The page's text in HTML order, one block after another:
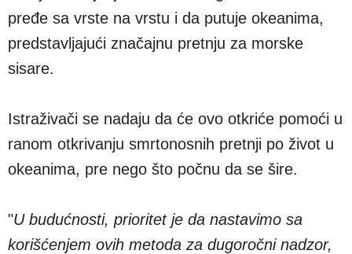
pređe sa vrste na vrstu i da putuje okeanima,
predstavljajući značajnu pretnju za morske
sisare.
Istraživači se nadaju da će ovo otkriće pomoći u
ranom otkrivanju smrtonosnih pretnji po život u
okeanima, pre nego što počnu da se šire.
"U budućnosti, prioritet je da nastavimo sa
korišćenjem ovih metoda za dugoročni nadzor,